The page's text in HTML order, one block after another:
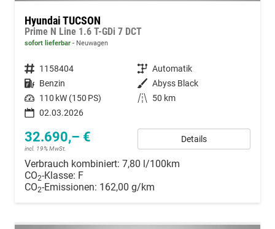
Hyundai TUCSON
Prime N Line 1.6 T-GDi 7 DCT
sofort lieferbar Neuwagen
Fahrzeugnummer 1158404 Getriebe Automatik
Kraftstoff Benzin Außenfarbe Abyss Black
Leistung 110 kW (150 PS) Kilometerstand
50 km
02.03.2026
32.690,– €
incl. 19% MwSt.
Details
Verbrauch kombiniert: 7,80 l/100km
CO2-Klasse: F
CO2-Emissionen: 162,00 g/km